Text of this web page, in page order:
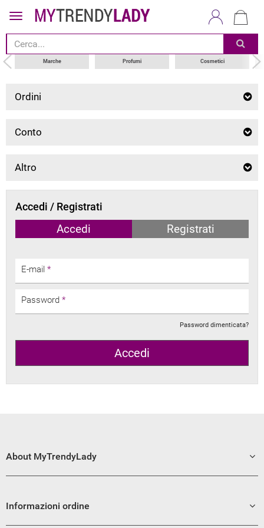
Marche Profumi Cosmetici
Ordini
Conto
Altro
Accedi / Registrati
Accedi Registrati
E-mail *
Password *
Password dimenticata?
Accedi
About MyTrendyLady
Informazioni ordine